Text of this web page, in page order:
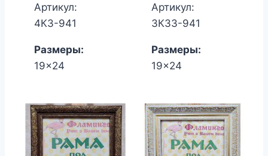
Артикул:
4КЗ-941
Размеры:
19x24
Артикул:
3КЗЗ-941
Размеры:
19x24